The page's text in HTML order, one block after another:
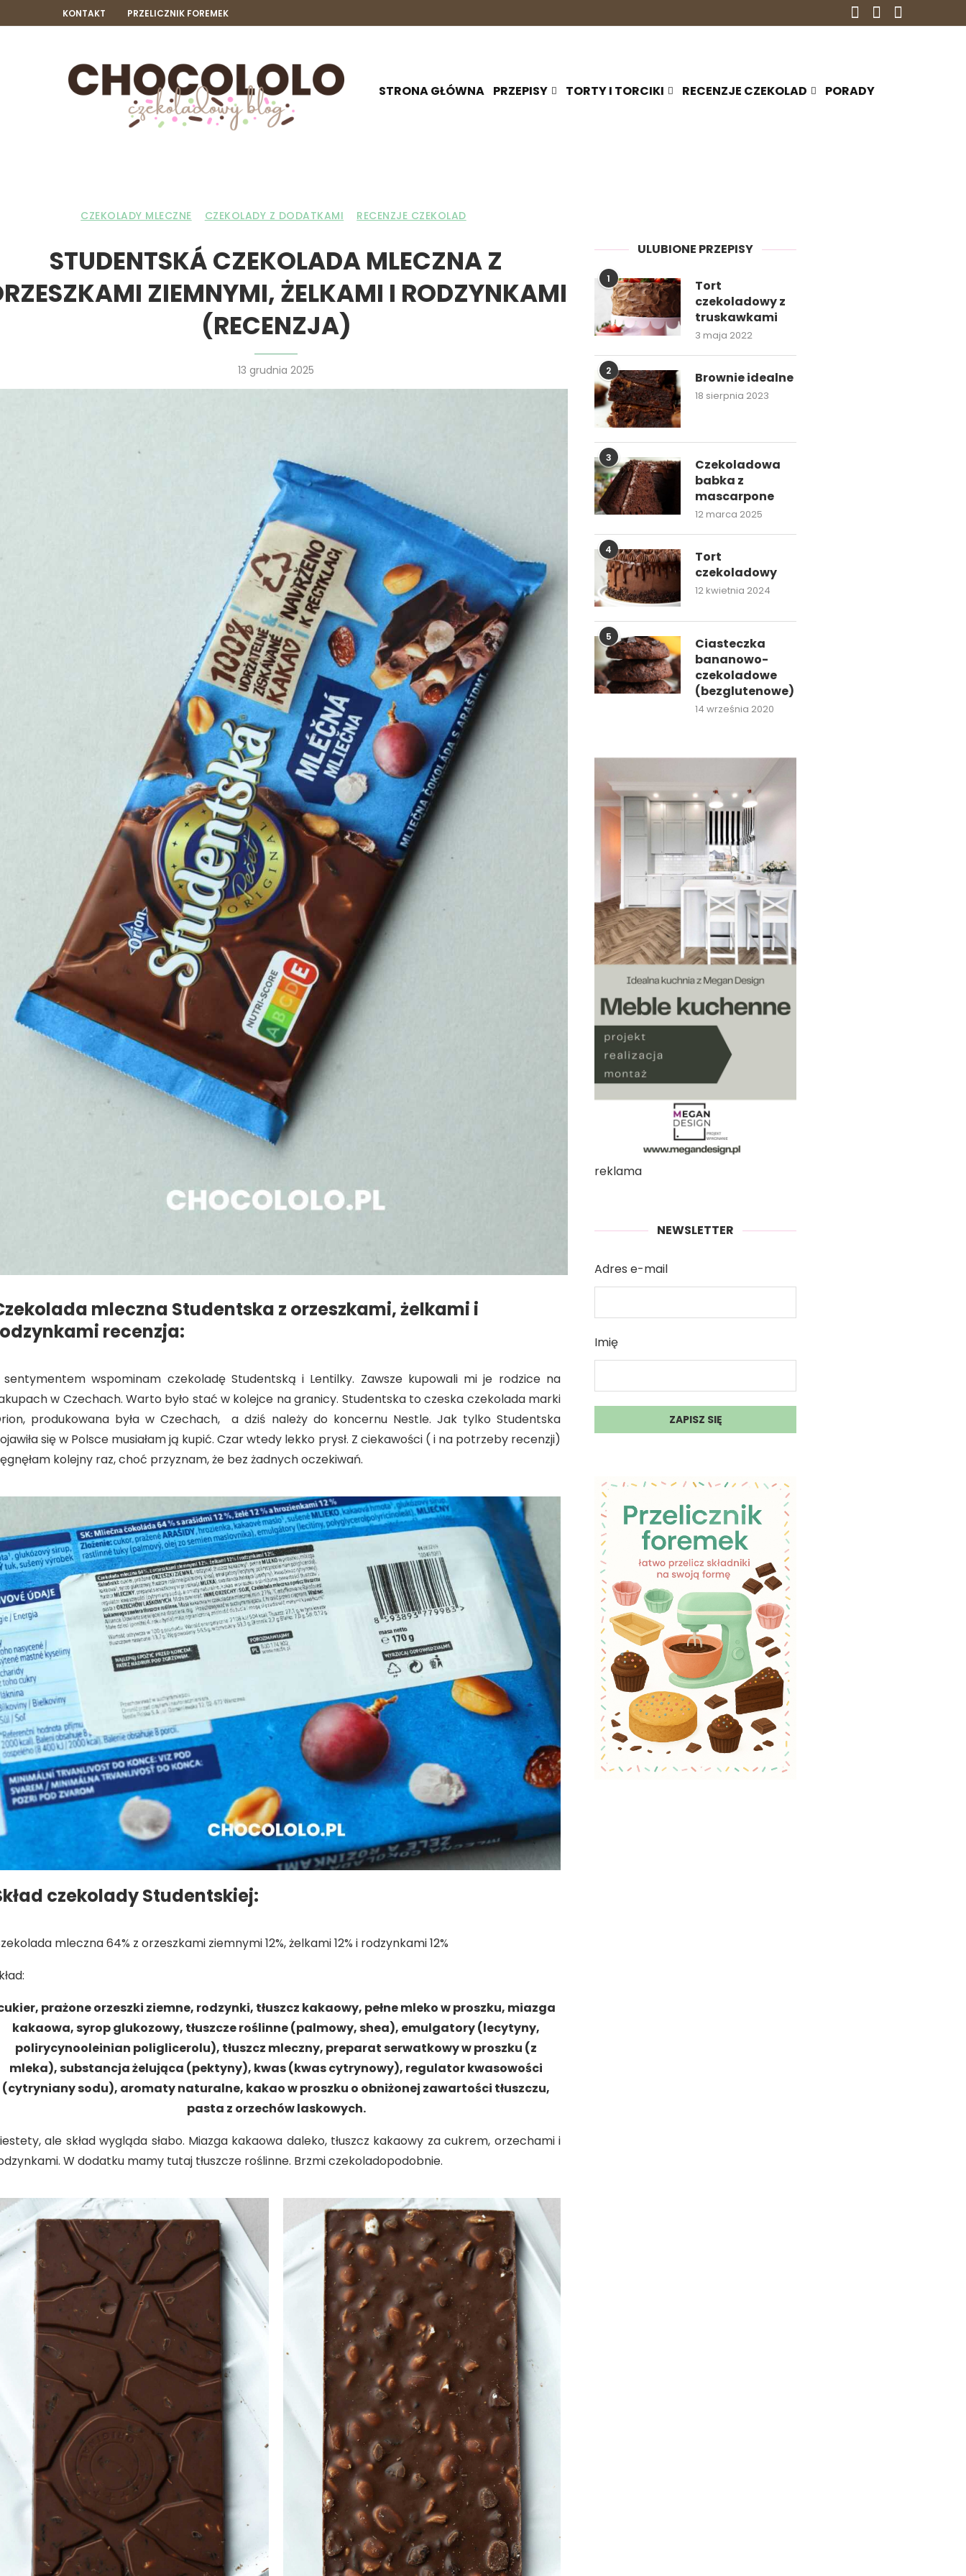
KONTAKT PRZELICZNIK FOREMEK
STRONA GŁÓWNA PRZEPISY TORTY I TORCIKI RECENZJE CZEKOLAD PORADY
CZEKOLADY MLECZNE CZEKOLADY Z DODATKAMI RECENZJE CZEKOLAD
STUDENTSKÁ CZEKOLADA MLECZNA Z
ZIEMNYMI, ŻELKAMI I RODZYNKAMI
(RECENZJA)
13 grudnia 2025
mleczna Studentska z orzeszkami, żelkami i
recenzja:
sentymentem wspominam czekoladę Studentską i Lentilky. Zawsze kupowali mi je rodzice na
w Czechach. Warto było stać w kolejce na granicy. Studentska to czeska czekolada marki
produkowana była w Czechach, a dziś należy do koncernu Nestle. Jak tylko Studentska
się w Polsce musiałam ją kupić. Czar wtedy lekko prysł. Z ciekawości ( i na potrzeby recenzji)
kolejny raz, choć przyznam, że bez żadnych oczekiwań.
czekolady Studentskiej:
mleczna 64% z orzeszkami ziemnymi 12%, żelkami 12% i rodzynkami 12%
prażone orzeszki ziemne, rodzynki, tłuszcz kakaowy, pełne mleko w proszku, miazga
kakaowa, syrop glukozowy, tłuszcze roślinne (palmowy, shea), emulgatory (lecytyny,
polirycynooleinian poliglicerolu), tłuszcz mleczny, preparat serwatkowy w proszku (z
mleka), substancja żelująca (pektyny), kwas (kwas cytrynowy), regulator kwasowości
(cytryniany sodu), aromaty naturalne, kakao w proszku o obniżonej zawartości tłuszczu,
pasta z orzechów laskowych.
ale skład wygląda słabo. Miazga kakaowa daleko, tłuszcz kakaowy za cukrem, orzechami i
W dodatku mamy tutaj tłuszcze roślinne. Brzmi czekoladopodobnie.
ULUBIONE PRZEPISY
1
Tort
czekoladowy z
truskawkami
3 maja 2022
2 Brownie idealne
18 sierpnia 2023
3
Czekoladowa
babka z
mascarpone
12 marca 2025
4
Tort
czekoladowy
12 kwietnia 2024
5
Ciasteczka
bananowo-
czekoladowe
(bezglutenowe)
14 września 2020
reklama
NEWSLETTER
Adres e-mail
Imię